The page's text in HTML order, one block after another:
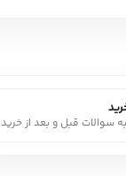
نکرده و همين‌طور
سوالات قبل و بعد از خرید